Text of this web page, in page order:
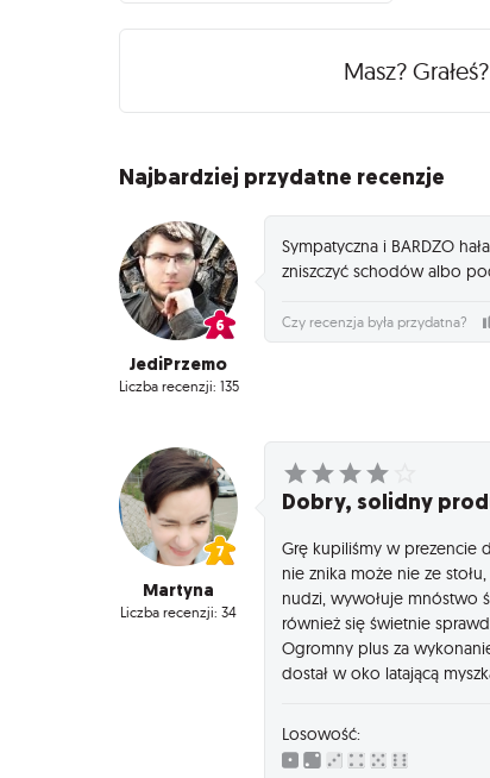
Masz?
Najbardziej przydatne recenzje
JediPrzemo
Liczba recenzji: 135
Sympatyczna i BARDZO
zniszczyć schodów albo
Czy recenzja była przydatna?
Martyna
Liczba recenzji: 34
Dobry, solidny
Grę kupiliśmy w prezencie
nie znika może nie ze
nudzi, wywołuje mnóstwo
również się świetnie
Ogromny plus za
dostał w oko latającą
Losowość: